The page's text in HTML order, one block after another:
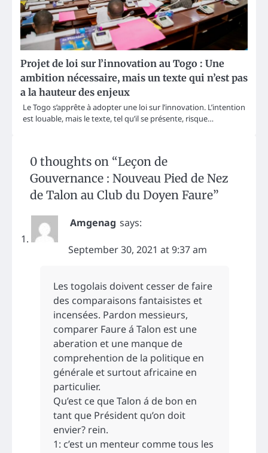
Projet de loi sur l’innovation au Togo : Une
ambition nécessaire, mais un texte qui n’est pas
a la hauteur des enjeux
Le Togo s’apprête à adopter une loi sur l’innovation. L’intention
est louable, mais le texte, tel qu’il se présente, risque…
0 thoughts on “Leçon de
Gouvernance : Nouveau Pied de Nez
de Talon au Club du Doyen Faure”
Amgenag says:
September 30, 2021 at 9:37 am
Les togolais doivent cesser de faire
des comparaisons fantaisistes et
incensées. Pardon messieurs,
comparer Faure á Talon est une
aberation et une manque de
comprehention de la politique en
générale et surtout africaine en
particulier.
Qu’est ce que Talon á de bon en
tant que Président qu’on doit
envier? rein.
1: c’est un menteur comme tous les